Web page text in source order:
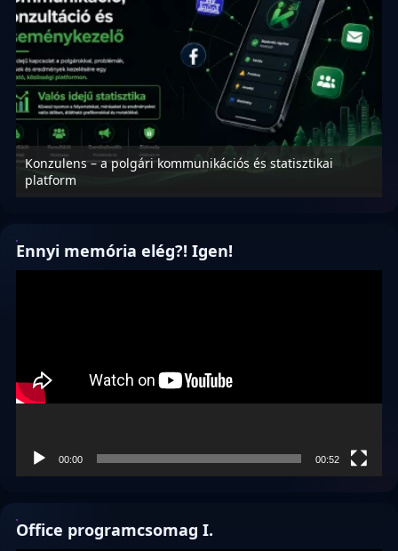
Konzulens – a polgári kommunikációs és statisztikai
platform
Ennyi memória elég?! Igen!
00:00 00:52
Office programcsomag I.